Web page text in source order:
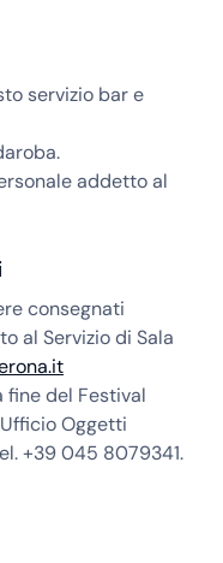
servizio bar e
addetto al
consegnati
al Servizio di Sala
del Festival
Oggetti
+39 045 8079341.